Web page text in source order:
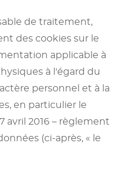
de traitement,
des cookies sur le
applicable à
à l'égard du
personnel et à la
en particulier le
avril 2016 – règlement
(ci-après, « le